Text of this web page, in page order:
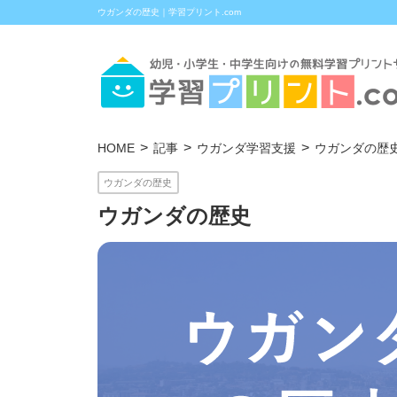
ウガンダの歴史｜学習プリント.com
HOME 記事 ウガンダ学習支援 ウガンダの歴
ウガンダの歴史
ウガンダの歴史